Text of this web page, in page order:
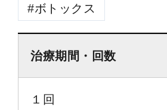
ボトックス
治療期間・回数
１回